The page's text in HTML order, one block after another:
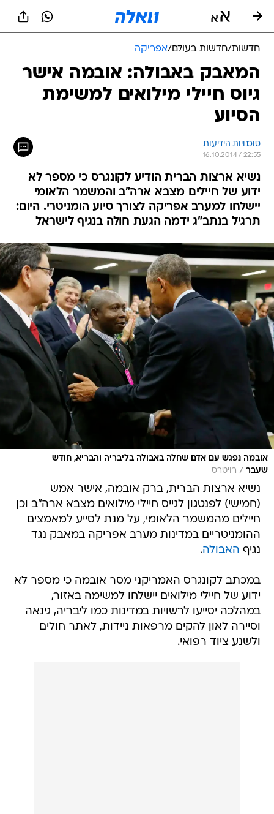
חדשות/חדשות בעולם/אפריקה
המאבק באבולה: אובמה אישר
גיוס חיילי מילואים למשימת
הסיוע
סוכנויות הידיעות
16.10.2014 / 22:55
נשיא ארצות הברית הודיע לקונגרס כי מספר לא
ידוע של חיילים מצבא ארה"ב והמשמר הלאומי
יישלחו למערב אפריקה לצורך סיוע הומניטרי. היום:
תרגיל בנתב"ג ידמה הגעת חולה בנגיף לישראל
אובמה נפגש עם אדם שחלה באבולה בליבריה והבריא, חודש
שעבר / רויטרס
נשיא ארצות הברית, ברק אובמה, אישר אמש
(חמישי) לפנטגון לגייס חיילי מילואים מצבא ארה"ב וכן
חיילים מהמשמר הלאומי, על מנת לסייע למאמצים
ההומניטריים במדינות מערב אפריקה במאבק נגד
נגיף האבולה.
במכתב לקונגרס האמריקני מסר אובמה כי מספר לא
ידוע של חיילי מילואים יישלחו למשימה באזור,
במהלכה יסייעו לרשויות במדינות כמו ליבריה, גינאה
וסיירה לאון להקים מרפאות ניידות, לאתר חולים
ולשנע ציוד רפואי.